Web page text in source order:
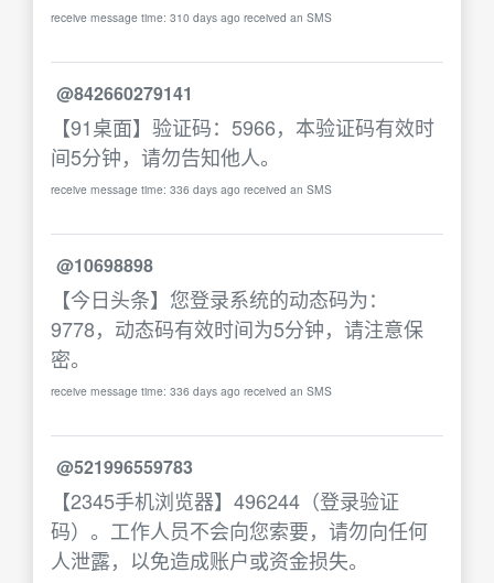
receive message time: 310 days ago received an SMS
@842660279141
【91桌面】验证码：5966，本验证码有效时
间5分钟，请勿告知他人。
receive message time: 336 days ago received an SMS
@10698898
【今日头条】您登录系统的动态码为：
9778，动态码有效时间为5分钟，请注意保
密。
receive message time: 336 days ago received an SMS
@521996559783
【2345手机浏览器】496244（登录验证
码）。工作人员不会向您索要，请勿向任何
人泄露，以免造成账户或资金损失。